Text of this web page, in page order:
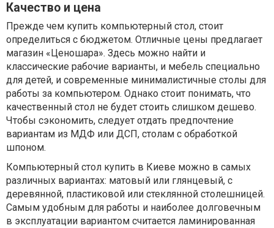
Качество и цена
Прежде чем купить компьютерный стол, стоит
определиться с бюджетом. Отличные цены предлагает
магазин «Ценошара». Здесь можно найти и
классические рабочие варианты, и мебель специально
для детей, и современные минималистичные столы для
работы за компьютером. Однако стоит понимать, что
качественный стол не будет стоить слишком дешево.
Чтобы сэкономить, следует отдать предпочтение
вариантам из МДФ или ДСП, столам с обработкой
шпоном.
Компьютерный стол купить в Киеве можно в самых
различных вариантах: матовый или глянцевый, с
деревянной, пластиковой или стеклянной столешницей.
Самым удобным для работы и наиболее долговечным
в эксплуатации вариантом считается ламинированная